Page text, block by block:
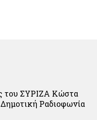
του ΣΥΡΙΖΑ Κώστα
Ραδιοφωνία